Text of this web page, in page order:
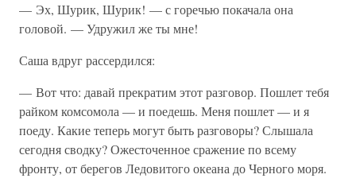
— Эх, Шурик, Шурик! — с горечью покачала она
головой. — Удружил же ты мне!
Саша вдруг рассердился:
— Вот что: давай прекратим этот разговор. Пошлет тебя
райком комсомола — и поедешь. Меня пошлет — и я
поеду. Какие теперь могут быть разговоры? Слышала
сегодня сводку? Ожесточенное сражение по всему
фронту, от берегов Ледовитого океана до Черного моря.